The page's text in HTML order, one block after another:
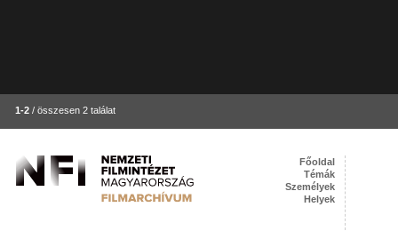
1-2 / összesen 2 találat
Főoldal
Témák
Személyek
Helyek